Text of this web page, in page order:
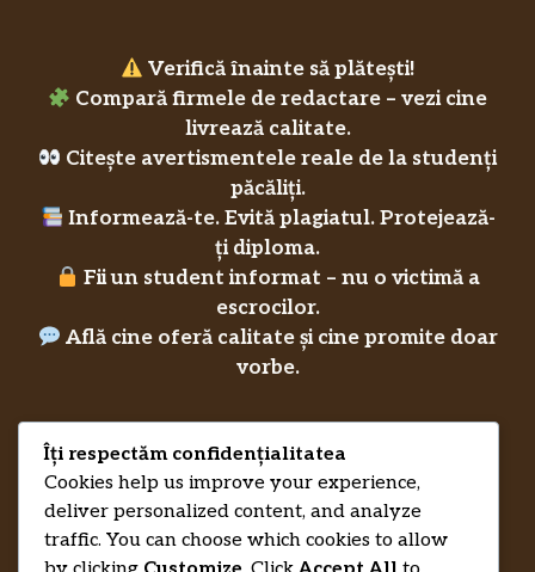
Verifică înainte să plătești!
Compară firmele de redactare – vezi cine
livrează calitate.
Citește avertismentele reale de la studenți
păcăliți.
Informează-te. Evită plagiatul. Protejează-
ți diploma.
Fii un student informat – nu o victimă a
escrocilor.
Află cine oferă calitate și cine promite doar
vorbe.
RecenziiLucrareLicenta.euCreditsPrivacy Policy
Îți respectăm confidențialitatea
Cookies help us improve your experience,
deliver personalized content, and analyze
traffic. You can choose which cookies to allow